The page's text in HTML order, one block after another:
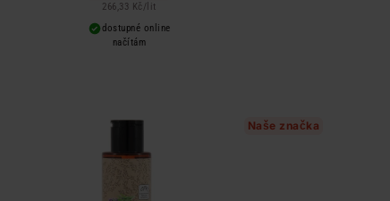
266,33 Kč / lit
dostupné online
načítám
Naše značka